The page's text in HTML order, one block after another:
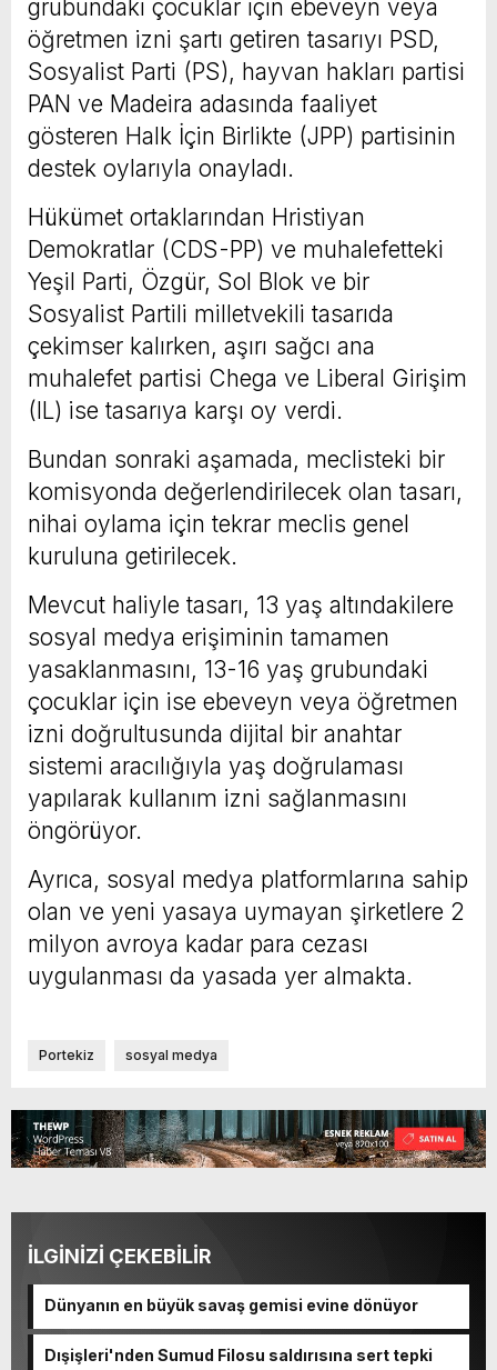
grubundaki çocuklar için ebeveyn veya
öğretmen izni şartı getiren tasarıyı PSD,
Sosyalist Parti (PS), hayvan hakları partisi
PAN ve Madeira adasında faaliyet
gösteren Halk İçin Birlikte (JPP) partisinin
destek oylarıyla onayladı.
Hükümet ortaklarından Hristiyan
Demokratlar (CDS-PP) ve muhalefetteki
Yeşil Parti, Özgür, Sol Blok ve bir
Sosyalist Partili milletvekili tasarıda
çekimser kalırken, aşırı sağcı ana
muhalefet partisi Chega ve Liberal Girişim
(IL) ise tasarıya karşı oy verdi.
Bundan sonraki aşamada, meclisteki bir
komisyonda değerlendirilecek olan tasarı,
nihai oylama için tekrar meclis genel
kuruluna getirilecek.
Mevcut haliyle tasarı, 13 yaş altındakilere
sosyal medya erişiminin tamamen
yasaklanmasını, 13-16 yaş grubundaki
çocuklar için ise ebeveyn veya öğretmen
izni doğrultusunda dijital bir anahtar
sistemi aracılığıyla yaş doğrulaması
yapılarak kullanım izni sağlanmasını
öngörüyor.
Ayrıca, sosyal medya platformlarına sahip
olan ve yeni yasaya uymayan şirketlere 2
milyon avroya kadar para cezası
uygulanması da yasada yer almakta.
Portekiz sosyal medya
İLGİNİZİ ÇEKEBİLİR
Dünyanın en büyük savaş gemisi evine dönüyor
Dışişleri'nden Sumud Filosu saldırısına sert tepki